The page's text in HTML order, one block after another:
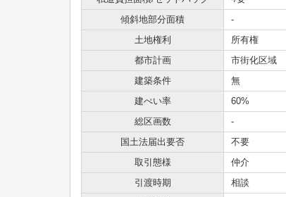
傾斜地部分面積
-
土地権利
所有権
都市計画
市街化区域
建築条件
無
建ぺい率
60%
総区画数
-
国土法届出要否
不要
取引態様
仲介
引渡時期
相談